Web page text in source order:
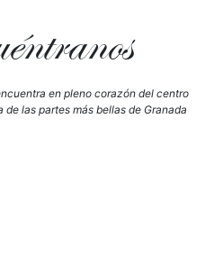
en pleno corazón del centro
las partes más bellas de Granada